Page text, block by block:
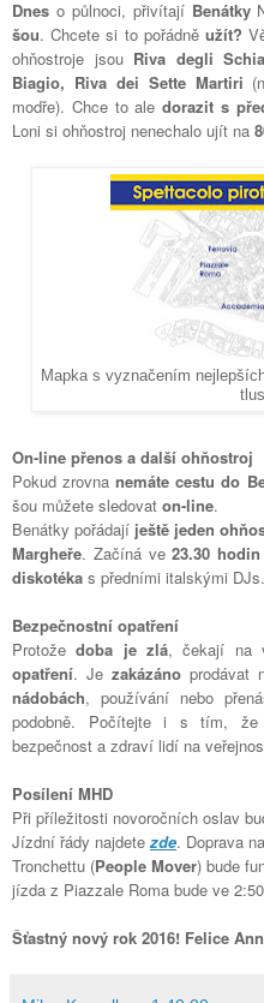
Dnes o půlnoci, přivítají Benátky
šou. Chcete si to pořádně užít?
ohňostroje jsou Riva degli
Biagio, Riva dei Sette Martiri
modře). Chce to aledorazit s
Loni si ohňostroj nenechalo ujít na
Mapka s vyznačením
On-line přenos a další ohňostroj
Pokud zrovnanemáte cestu do
šou můžete sledovat on-line.
Benátky pořádají ještě jeden
Margheře. Začíná ve23.30 hodin
diskotéka s předními italskými
Bezpečnostní opatření
Protožedoba je zlá, čekají na
opatření. Je zakázánoprodávat
nádobách, používání nebo
podobně. Počítejte i s tím, že
bezpečnost a zdraví lidí na
Posílení MHD
Při příležitosti novoročních oslav
Jízdní řády najdetezde. Doprava na
Tronchettu (People Mover) bude
jízda z Piazzale Roma bude ve
Šťastný nový rok 2016! Felice